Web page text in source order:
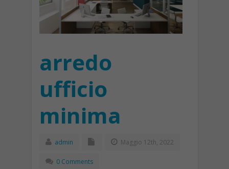
arredo
ufficio
minima
admin Maggio 12th, 2022
0 Comments